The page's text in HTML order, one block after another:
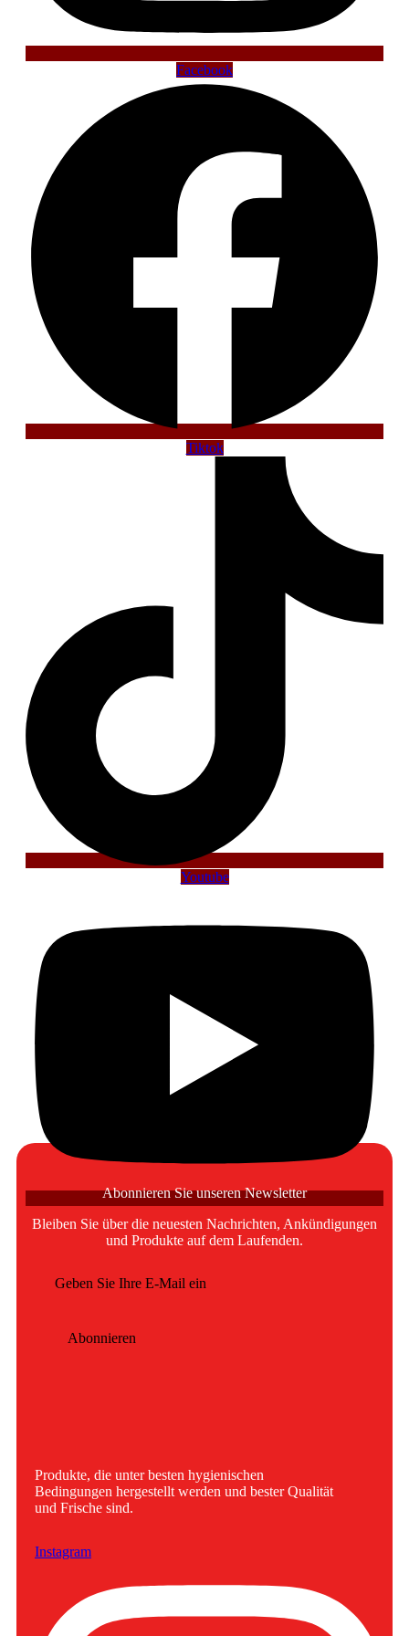
Facebook
Tiktok
Youtube
Abonnieren Sie unseren Newsletter
Bleiben Sie über die neuesten Nachrichten, Ankündigungen
und Produkte auf dem Laufenden.
Abonnieren
Produkte, die unter besten hygienischen
Bedingungen hergestellt werden und bester Qualität
und Frische sind.
Instagram